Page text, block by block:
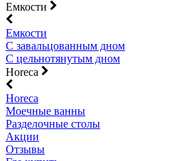
Емкости
Емкости
С завальцованным дном
С цельнотянутым дном
Horeca
Horeca
Моечные ванны
Разделочные столы
Акции
Отзывы